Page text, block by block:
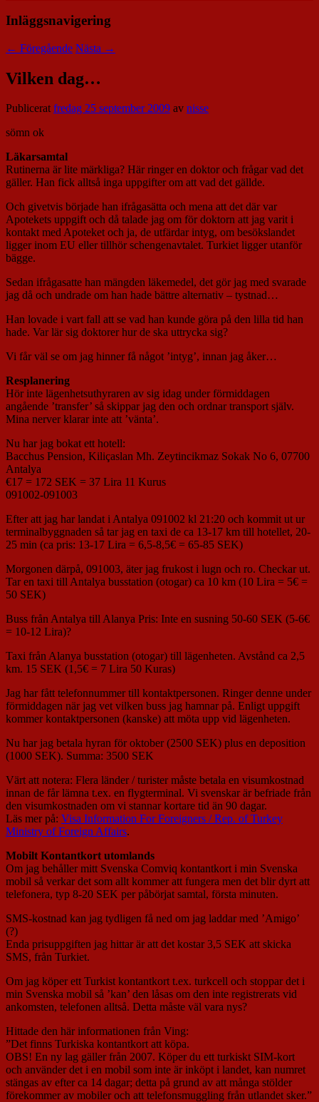
Inläggsnavigering
← Föregående Nästa →
Vilken dag…
Publiceratfredag 25 september 2009 av nisse
sömn ok
Läkarsamtal
Rutinerna är lite märkliga? Här ringer en doktor och frågar vad det
gäller. Han fick alltså inga uppgifter om att vad det gällde.
Och givetvis började han ifrågasätta och mena att det där var
Apotekets uppgift och då talade jag om för doktorn att jag varit i
kontakt med Apoteket och ja, de utfärdar intyg, om besökslandet
ligger inom EU eller tillhör schengenavtalet. Turkiet ligger utanför
bägge.
Sedan ifrågasatte han mängden läkemedel, det gör jag med svarade
jag då och undrade om han hade bättre alternativ – tystnad…
Han lovade i vart fall att se vad han kunde göra på den lilla tid han
hade. Var lär sig doktorer hur de ska uttrycka sig?
Vi får väl se om jag hinner få något ’intyg’, innan jag åker…
Resplanering
Hör inte lägenhetsuthyraren av sig idag under förmiddagen
angående ’transfer’ så skippar jag den och ordnar transport själv.
Mina nerver klarar inte att ’vänta’.
Nu har jag bokat ett hotell:
Bacchus Pension, Kiliçaslan Mh. Zeytincikmaz Sokak No 6, 07700
Antalya
€17 = 172 SEK = 37 Lira 11 Kurus
091002-091003
Efter att jag har landat i Antalya 091002 kl 21:20 och kommit ut ur
terminalbyggnaden så tar jag en taxi de ca 13-17 km till hotellet, 20-
25 min (ca pris: 13-17 Lira = 6,5-8,5€ = 65-85 SEK)
Morgonen därpå, 091003, äter jag frukost i lugn och ro. Checkar ut.
Tar en taxi till Antalya busstation (otogar) ca 10 km (10 Lira = 5€ =
50 SEK)
Buss från Antalya till Alanya Pris: Inte en susning 50-60 SEK (5-6€
= 10-12 Lira)?
Taxi från Alanya busstation (otogar) till lägenheten. Avstånd ca 2,5
km. 15 SEK (1,5€ = 7 Lira 50 Kuras)
Jag har fått telefonnummer till kontaktpersonen. Ringer denne under
förmiddagen när jag vet vilken buss jag hamnar på. Enligt uppgift
kommer kontaktpersonen (kanske) att möta upp vid lägenheten.
Nu har jag betala hyran för oktober (2500 SEK) plus en deposition
(1000 SEK). Summa: 3500 SEK
Värt att notera: Flera länder / turister måste betala en visumkostnad
innan de får lämna t.ex. en flygterminal. Vi svenskar är befriade från
den visumkostnaden om vi stannar kortare tid än 90 dagar.
Läs mer på: Visa Information For Foreigners / Rep. of Turkey
Ministry of Foreign Affairs.
Mobilt Kontantkort utomlands
Om jag behåller mitt Svenska Comviq kontantkort i min Svenska
mobil så verkar det som allt kommer att fungera men det blir dyrt att
telefonera, typ 8-20 SEK per påbörjat samtal, första minuten.
SMS-kostnad kan jag tydligen få ned om jag laddar med ’Amigo’
(?)
Enda prisuppgiften jag hittar är att det kostar 3,5 SEK att skicka
SMS, från Turkiet.
Om jag köper ett Turkist kontantkort t.ex. turkcell och stoppar det i
min Svenska mobil så ’kan’ den låsas om den inte registrerats vid
ankomsten, telefonen alltså. Detta måste väl vara nys?
Hittade den här informationen från Ving:
”Det finns Turkiska kontantkort att köpa.
OBS! En ny lag gäller från 2007. Köper du ett turkiskt SIM-kort
och använder det i en mobil som inte är inköpt i landet, kan numret
stängas av efter ca 14 dagar; detta på grund av att många stölder
förekommer av mobiler och att telefonsmuggling från utlandet sker.”